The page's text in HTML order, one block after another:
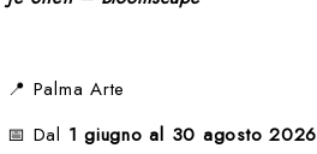
📍 Palma Arte
📅 Dal 1 giugno al 30 agosto 2026